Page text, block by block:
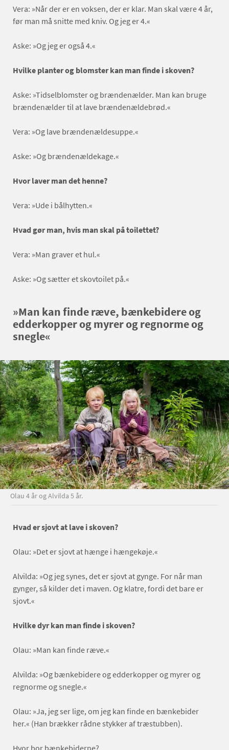
Vera: »Når der er en voksen, der er klar. Man skal være 4 år,
før man må snitte med kniv. Og jeg er 4.«
Aske: »Og jeg er også 4.«
Hvilke planter og blomster kan man finde i skoven?
Aske: »Tidselblomster og brændenælder. Man kan bruge
brændenælder til at lave brændenældebrød.«
Vera: »Og lave brændenældesuppe.«
Aske: »Og brændenældekage.«
Hvor laver man det henne?
Vera: »Ude i bålhytten.«
Hvad gør man, hvis man skal på toilettet?
Vera: »Man graver et hul.«
Aske: »Og sætter et skovtoilet på.«
»Man kan finde ræve, bænkebidere og
edderkopper og myrer og regnorme og
snegle«
Olau 4 år og Alvilda 5 år.
Hvad er sjovt at lave i skoven?
Olau: »Det er sjovt at hænge i hængekøje.«
Alvilda: »Og jeg synes, det er sjovt at gynge. For når man
gynger, så kilder det i maven. Og klatre, fordi det bare er
sjovt.«
Hvilke dyr kan man finde i skoven?
Olau: »Man kan finde ræve.«
Alvilda: »Og bænkebidere og edderkopper og myrer og
regnorme og snegle.«
Olau: »Ja, jeg ser lige, om jeg kan finde en bænkebider
her.« (Han brækker rådne stykker af træstubben).
Hvor bor bænkebiderne?